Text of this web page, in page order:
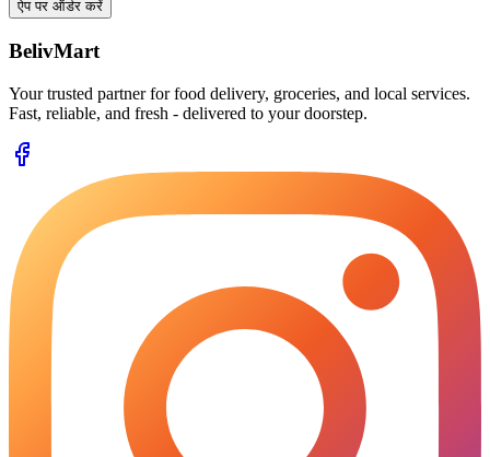
ऐप पर ऑर्डर करें
BelivMart
Your trusted partner for food delivery, groceries, and local services.
Fast, reliable, and fresh - delivered to your doorstep.